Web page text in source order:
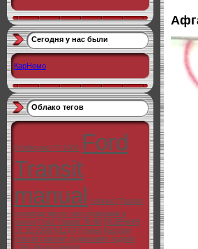
Сегодня у нас были
КарНемо
Облако тегов
Разбираю FT-100L
Ford
Transit
manual connect Toureo
руководство по эксплуатации и
ремон Ford Transit 78-86 РІШЕННЯ
23.10.2008 N1174 Турнео Кастом
Новый транзит аудиокнига ладога
Слёт Форд транзит